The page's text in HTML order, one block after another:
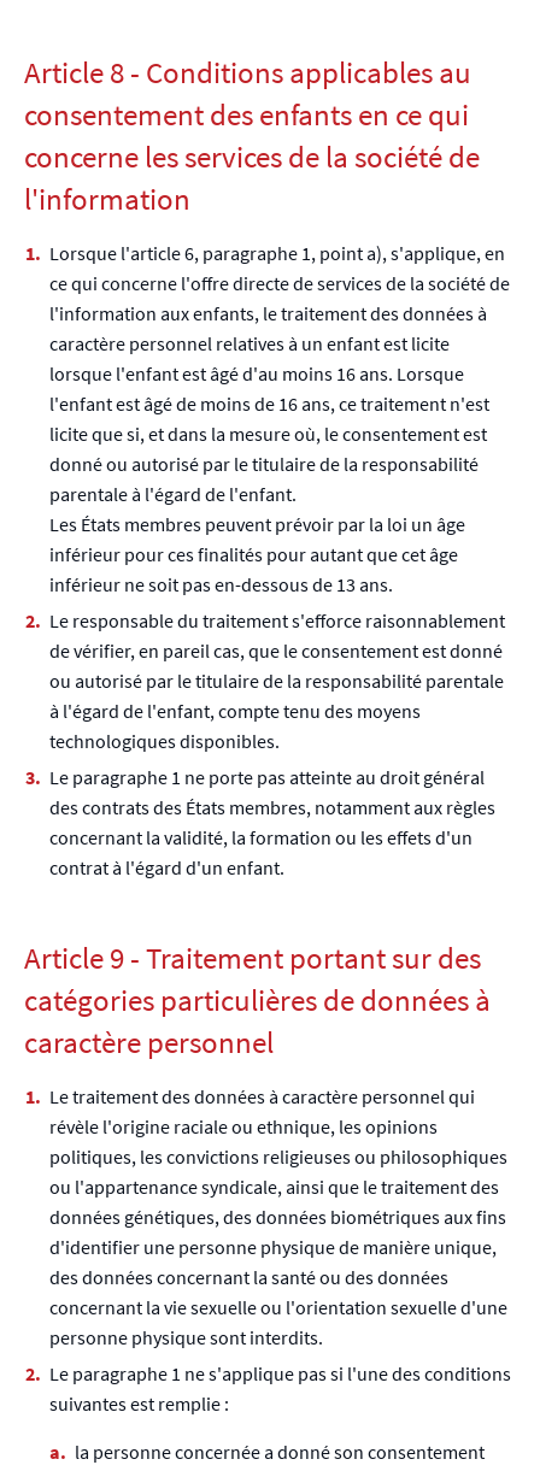
Article 8 - Conditions applicables au
consentement des enfants en ce qui
concerne les services de la société de
l'information
Lorsque l'article 6, paragraphe 1, point a), s'applique, en
ce qui concerne l'offre directe de services de la société de
l'information aux enfants, le traitement des données à
caractère personnel relatives à un enfant est licite
lorsque l'enfant est âgé d'au moins 16 ans. Lorsque
l'enfant est âgé de moins de 16 ans, ce traitement n'est
licite que si, et dans la mesure où, le consentement est
donné ou autorisé par le titulaire de la responsabilité
parentale à l'égard de l'enfant.
Les États membres peuvent prévoir par la loi un âge
inférieur pour ces finalités pour autant que cet âge
inférieur ne soit pas en-dessous de 13 ans.
Le responsable du traitement s'efforce raisonnablement
de vérifier, en pareil cas, que le consentement est donné
ou autorisé par le titulaire de la responsabilité parentale
à l'égard de l'enfant, compte tenu des moyens
technologiques disponibles.
Le paragraphe 1 ne porte pas atteinte au droit général
des contrats des États membres, notamment aux règles
concernant la validité, la formation ou les effets d'un
contrat à l'égard d'un enfant.
Article 9 - Traitement portant sur des
catégories particulières de données à
caractère personnel
Le traitement des données à caractère personnel qui
révèle l'origine raciale ou ethnique, les opinions
politiques, les convictions religieuses ou philosophiques
ou l'appartenance syndicale, ainsi que le traitement des
données génétiques, des données biométriques aux fins
d'identifier une personne physique de manière unique,
des données concernant la santé ou des données
concernant la vie sexuelle ou l'orientation sexuelle d'une
personne physique sont interdits.
Le paragraphe 1 ne s'applique pas si l'une des conditions
suivantes est remplie :
la personne concernée a donné son consentement